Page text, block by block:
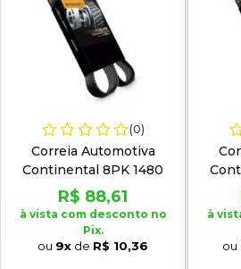
(0)
Correia Automotiva
Continental 8PK 1480
R$ 88,61
à vista com desconto no
Pix.
ou 9x de R$ 10,36
à
ou